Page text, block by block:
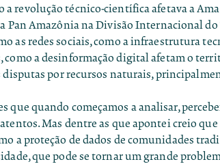
a revolução técnico-científica afetava a
Pan Amazônia na Divisão Internacional
as redes sociais, como a infraestrutura
a desinformação digital afetam o
disputas por recursos naturais,
que quando começamos a analisar,
Mas dentre as que apontei creio
a proteção de dados de comunidades
que pode se tornar um grande